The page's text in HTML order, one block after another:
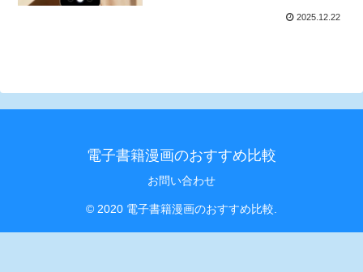
2025.12.22
電子書籍漫画のおすすめ比較
お問い合わせ
© 2020 電子書籍漫画のおすすめ比較.